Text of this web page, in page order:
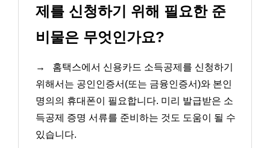
제를 신청하기 위해 필요한 준
비물은 무엇인가요?
→
홈택스에서 신용카드 소득공제를 신청하기
위해서는 공인인증서(또는 금융인증서)와 본인
명의의 휴대폰이 필요합니다. 미리 발급받은 소
득공제 증명 서류를 준비하는 것도 도움이 될 수
있습니다.